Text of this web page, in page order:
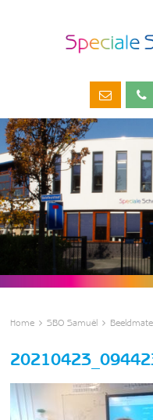
Home SBO Samuël